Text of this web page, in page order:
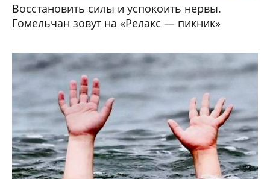
Восстановить силы и успокоить нервы.
Гомельчан зовут на «Релакс — пикник»